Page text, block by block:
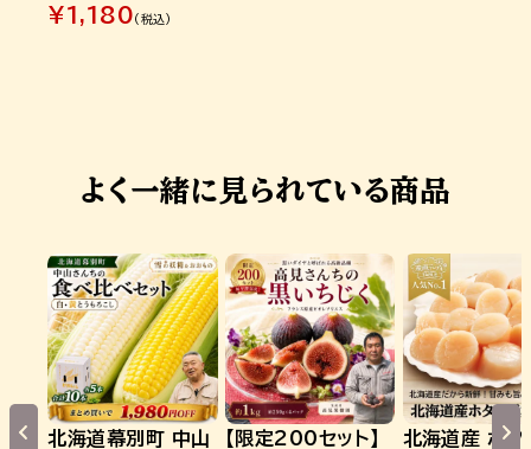
¥1,180 (税込)
よく一緒に見られている商品
北海道幕別町 中山
【限定200セット】
北海道産 ホタ